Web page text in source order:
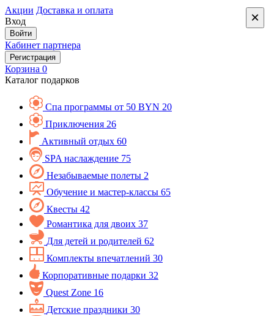
Акции Доставка и оплата
Вход
Войти
Кабинет партнера
Регистрация
Корзина 0
Каталог подарков
Спа программы от 50 BYN 20
Приключения 26
Активный отдых 60
SPA наслаждение 75
Незабываемые полеты 2
Обучение и мастер-классы 65
Квесты 42
Романтика для двоих 37
Для детей и родителей 62
Комплекты впечатлений 30
Корпоративные подарки 32
Quest Zone 16
Детские праздники 30
×